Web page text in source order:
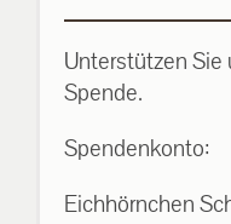
Unterstützen Sie
Spende.
Spendenkonto:
Eichhörnchen